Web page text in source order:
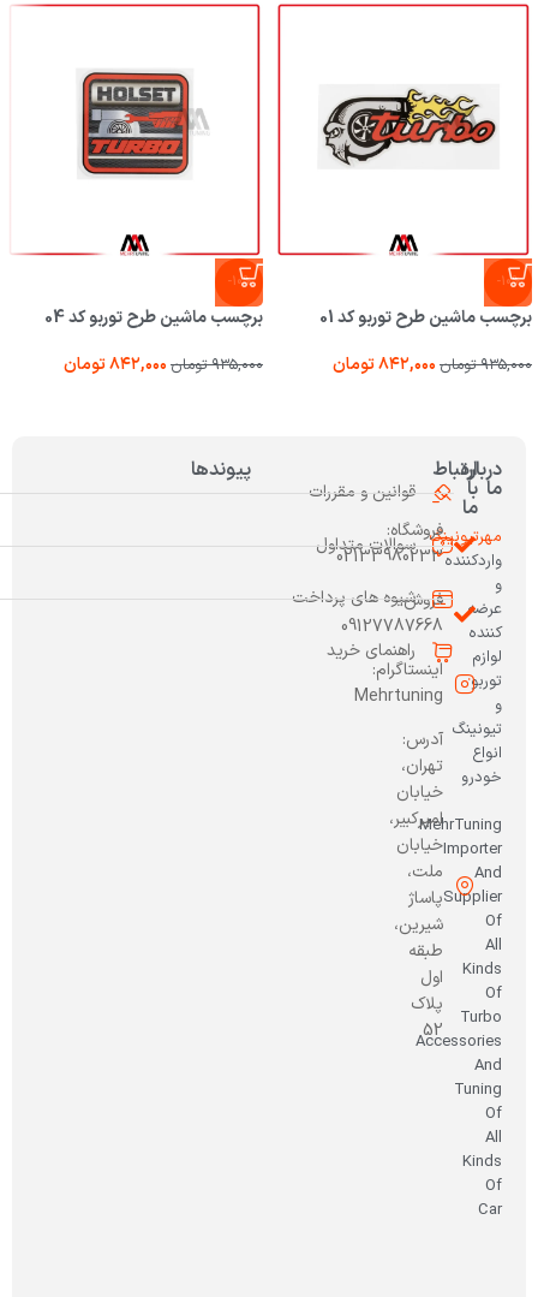
-10%
برچسب ماشین طرح توربو کد 01
۹۳۵,۰۰۰ تومان۸۴۲,۰۰۰تومان
-10%
برچسب ماشین طرح توربو کد 04
۹۳۵,۰۰۰ تومان۸۴۲,۰۰۰تومان
درباره
ما
مهرتیونینگ
واردکننده
و
عرضه
کننده
لوازم
توربو
و
تیونینگ
انواع
خودرو
MehrTuning
Importer
And
Supplier
Of
All
Kinds
Of
Turbo
Accessories
And
Tuning
Of
All
Kinds
Of
Car
ارتباط
با
ما
فروشگاه:
02133980233
فروش:
09127787668
اینستاگرام:
Mehrtuning
آدرس:
تهران،
خیابان
امیرکبیر،
خیابان
ملت،
پاساژ
شیرین،
طبقه
اول
پلاک
52
پیوندها
قوانین و مقررات
سوالات متداول
شیوه های پرداخت
راهنمای خرید